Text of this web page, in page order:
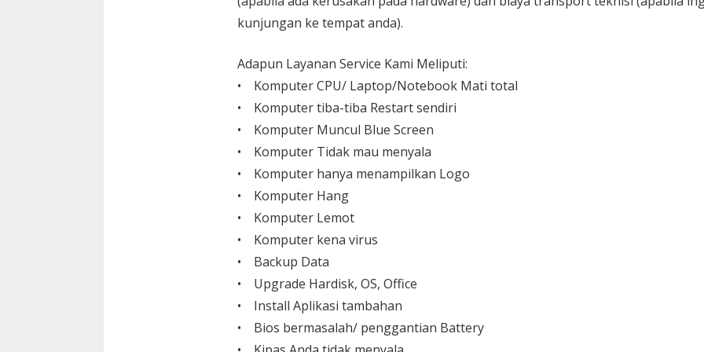
kunjungan ke tempat anda).
Adapun Layanan Service Kami Meliputi:
• Komputer CPU/ Laptop/Notebook Mati total
• Komputer tiba-tiba Restart sendiri
• Komputer Muncul Blue Screen
• Komputer Tidak mau menyala
• Komputer hanya menampilkan Logo
• Komputer Hang
• Komputer Lemot
• Komputer kena virus
• Backup Data
• Upgrade Hardisk, OS, Office
• Install Aplikasi tambahan
• Bios bermasalah/ penggantian Battery